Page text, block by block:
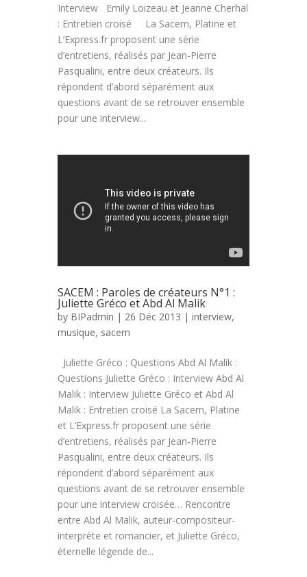
Interview Emily Loizeau et Jeanne Cherhal
: Entretien croisé La Sacem, Platine et
L’Express.fr proposent une série
d’entretiens, réalisés par Jean-Pierre
Pasqualini, entre deux créateurs. Ils
répondent d’abord séparément aux
questions avant de se retrouver ensemble
pour une interview...
SACEM : Paroles de créateurs N°1 :
Juliette Gréco et Abd Al Malik
by BIPadmin | 26 Déc 2013 | interview,
musique, sacem
Juliette Gréco : Questions Abd Al Malik :
Questions Juliette Gréco : Interview Abd Al
Malik : Interview Juliette Gréco et Abd Al
Malik : Entretien croisé La Sacem, Platine
et L’Express.fr proposent une série
d’entretiens, réalisés par Jean-Pierre
Pasqualini, entre deux créateurs. Ils
répondent d’abord séparément aux
questions avant de se retrouver ensemble
pour une interview croisée… Rencontre
entre Abd Al Malik, auteur-compositeur-
interprète et romancier, et Juliette Gréco,
éternelle légende de...